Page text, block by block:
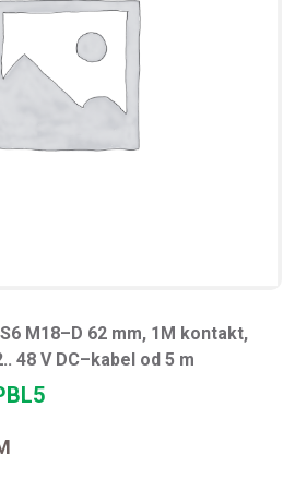
M18–D 62 mm, 1M kontakt,
48 V DC–kabel od 5 m